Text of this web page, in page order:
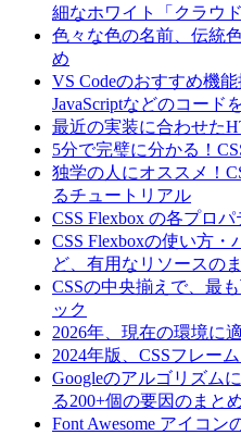
細なホワイト「クラウ
色々な色の名前、伝統
め
VS Codeのおすすめ機
JavaScriptなどのコード
最近の実装に合わせた
5分で完璧に分かる！
独学の人にオススメ！
るチュートリアル
CSS Flexbox の各プロ
CSS Flexboxの使い方
ど、有用なリソースの
CSSの中央揃えで、最
ック
2026年、現在の環境に
2024年版、CSSフレー
Googleのアルゴリズム
る200+個の要因のまと
Font Awesome アイコ